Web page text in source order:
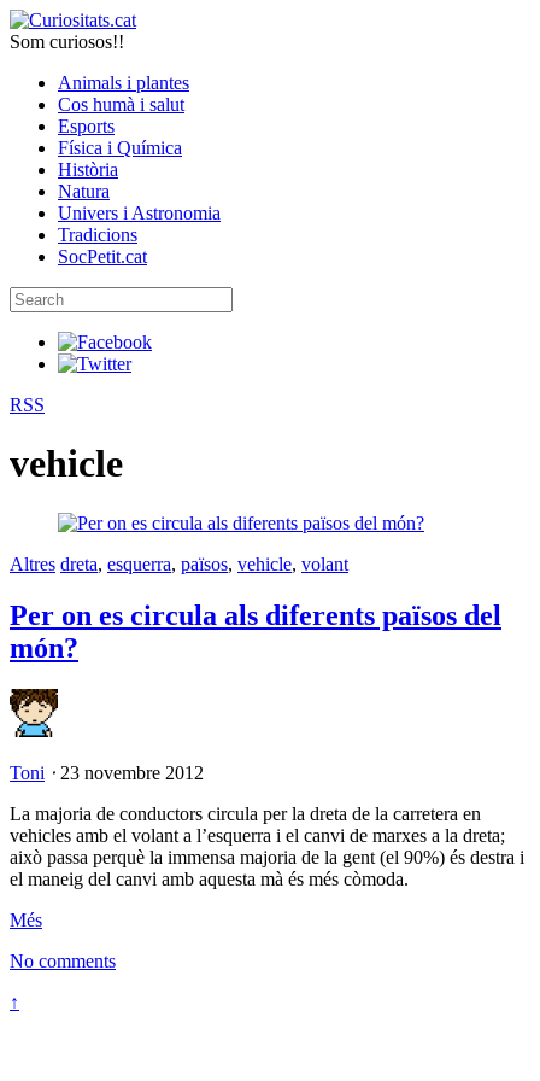
Som curiosos!!
Animals i plantes
Cos humà i salut
Esports
Física i Química
Història
Natura
Univers i Astronomia
Tradicions
SocPetit.cat
RSS
vehicle
Altres dreta, esquerra, països, vehicle, volant
Per on es circula als diferents països del
món?
Toni ⋅ 23 novembre 2012
La majoria de conductors circula per la dreta de la carretera en
vehicles amb el volant a l’esquerra i el canvi de marxes a la dreta;
això passa perquè la immensa majoria de la gent (el 90%) és destra i
el maneig del canvi amb aquesta mà és més còmoda.
Més
No comments
↑